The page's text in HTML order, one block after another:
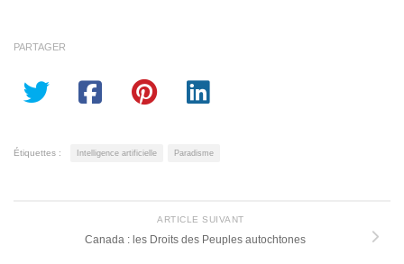
PARTAGER
Étiquettes : Intelligence artificielle Paradisme
ARTICLE SUIVANT
Canada : les Droits des Peuples autochtones